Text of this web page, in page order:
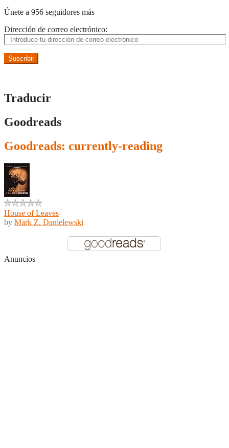
Únete a 956 seguidores más
Dirección de correo electrónico:
Suscribir
Traducir
Goodreads
Goodreads: currently-reading
House of Leaves
by Mark Z. Danielewski
Anuncios